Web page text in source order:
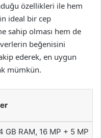
özellikleri ile hem
ideal bir cep
sahip olması hem de
beğenisini
ederek, en uygun
mümkün.
GB RAM, 16 MP + 5 MP